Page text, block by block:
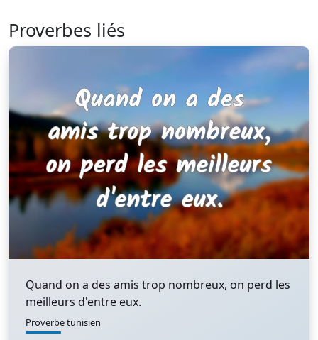
Proverbes liés
Quand on a des amis trop nombreux, on perd les
meilleurs d'entre eux.
Proverbe tunisien